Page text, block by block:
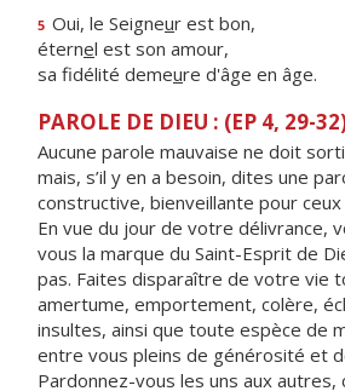
5 Oui, le Seigneur est bon,
éternel est son amour,
sa fidélité demeure d'âge en âge.
PAROLE DE DIEU : (EP 4, 29-
Aucune parole mauvaise ne doit
mais, s’il y en a besoin, dites une
constructive, bienveillante pour
En vue du jour de votre délivrance,
vous la marque du Saint-Esprit de
pas. Faites disparaître de votre vie
amertume, emportement, colère,
insultes, ainsi que toute espèce de
entre vous pleins de générosité et
Pardonnez-vous les uns aux autres,